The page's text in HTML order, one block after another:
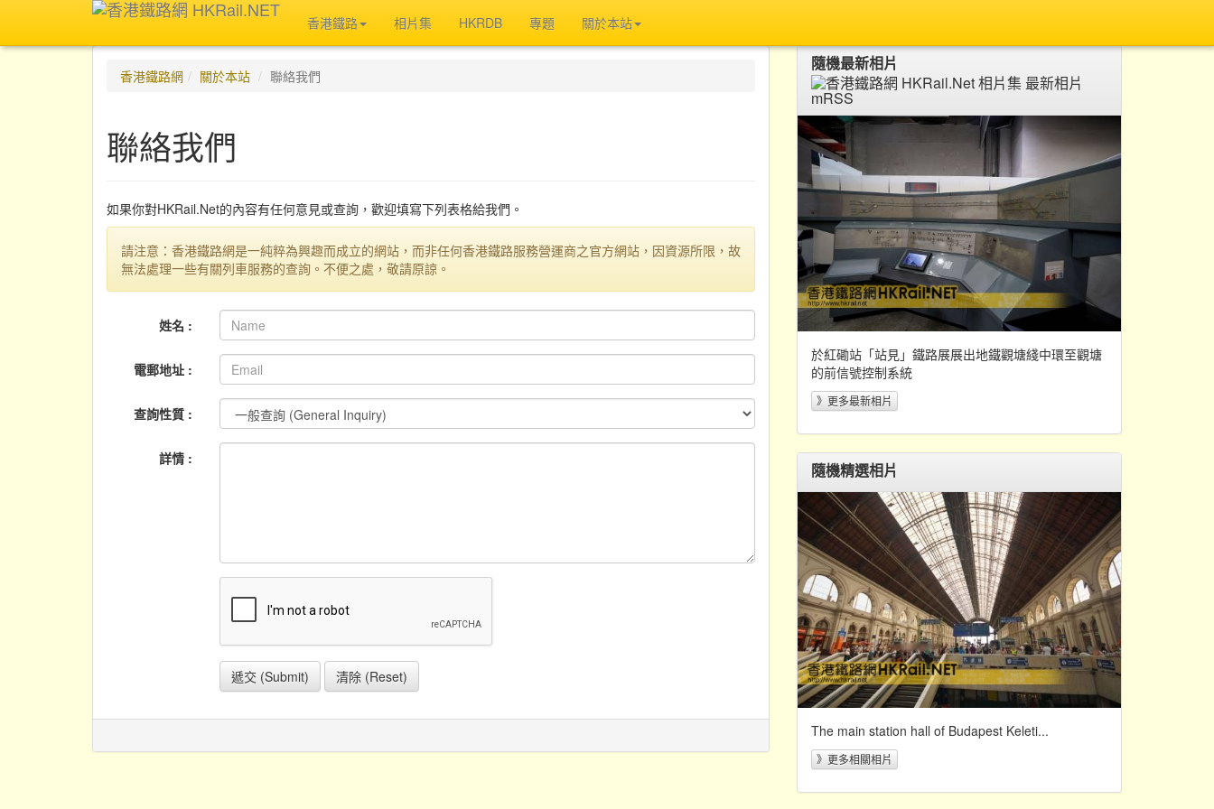
香港鐵路 相片集 HKRDB 專題 關於本站
香港鐵路網 關於本站 聯絡我們
聯絡我們
如果你對HKRail.Net的內容有任何意見或查詢，歡迎填寫下列表格給我們。
請注意：香港鐵路網是一純粹為興趣而成立的網站，而非任何香港鐵路服務營運商之官方網站，因資源所限，故
無法處理一些有關列車服務的查詢。不便之處，敬請原諒。
姓名 :
電郵地址 :
查詢性質 :
詳情 :
隨機最新相片
於紅磡站「站見」鐵路展展出地鐵觀塘綫中環至觀塘
的前信號控制系統
》更多最新相片
隨機精選相片
The main station hall of Budapest Keleti...
》更多相關相片